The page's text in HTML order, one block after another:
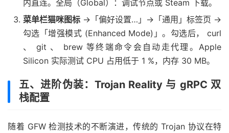
内直连。全局（Global）：调试节点或 Steam 下载。
菜单栏猫咪图标 →「偏好设置…」→「通用」标签页 →
勾选「增强模式 (Enhanced Mode)」。勾选后， curl
、 git 、 brew 等终端命令会自动走代理。Apple
Silicon 实际测试 CPU 占用低于 1 %，内存 30 MB。
五、进阶伪装：Trojan Reality 与 gRPC 双
栈配置
随着 GFW 检测技术的不断演进，传统的 Trojan 协议在特